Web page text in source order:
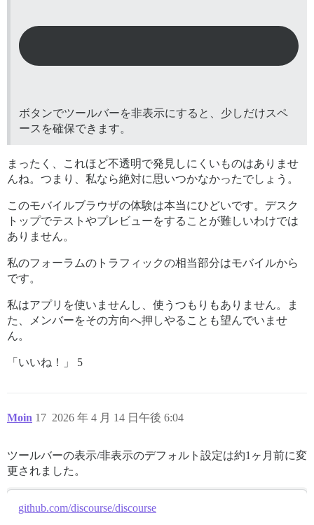
ボタンでツールバーを非表示にすると、少しだけスペ
ースを確保できます。
まったく、これほど不透明で発見しにくいものはありませ
んね。つまり、私なら絶対に思いつかなかったでしょう。
このモバイルブラウザの体験は本当にひどいです。デスク
トップでテストやプレビューをすることが難しいわけでは
ありません。
私のフォーラムのトラフィックの相当部分はモバイルから
です。
私はアプリを使いませんし、使うつもりもありません。ま
た、メンバーをその方向へ押しやることも望んでいませ
ん。
「いいね！」 5
Moin 2026 年 4 月 14 日午後 6:04
17
ツールバーの表示/非表示のデフォルト設定は約1ヶ月前に変
更されました。
github.com/discourse/discourse